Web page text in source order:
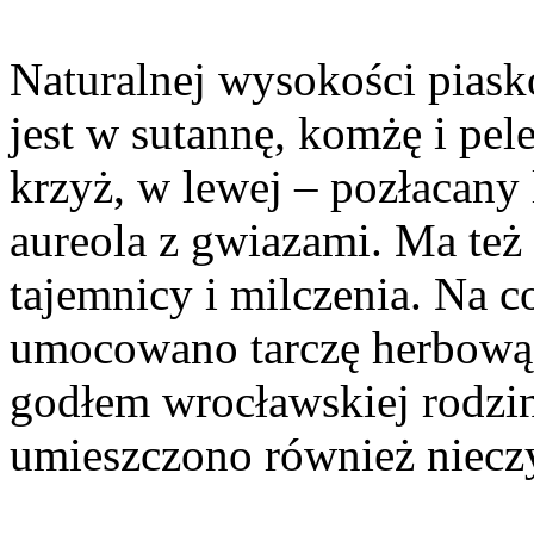
Naturalnej wysokości
jest w sutannę, komżę i
krzyż, w lewej – pozłacany
aureola z gwiazami. Ma
tajemnicy i milczenia. Na
umocowano tarczę
godłem wrocławskiej
umieszczono również